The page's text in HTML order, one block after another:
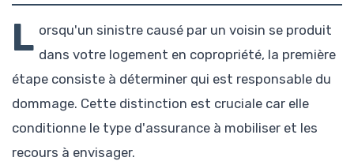
L orsqu'un sinistre causé par un voisin se produit
dans votre logement en copropriété, la première
étape consiste à déterminer qui est responsable du
dommage. Cette distinction est cruciale car elle
conditionne le type d'assurance à mobiliser et les
recours à envisager.